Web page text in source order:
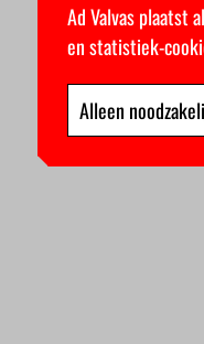
Ad Valvas plaatst
en statistiek-
Alleen